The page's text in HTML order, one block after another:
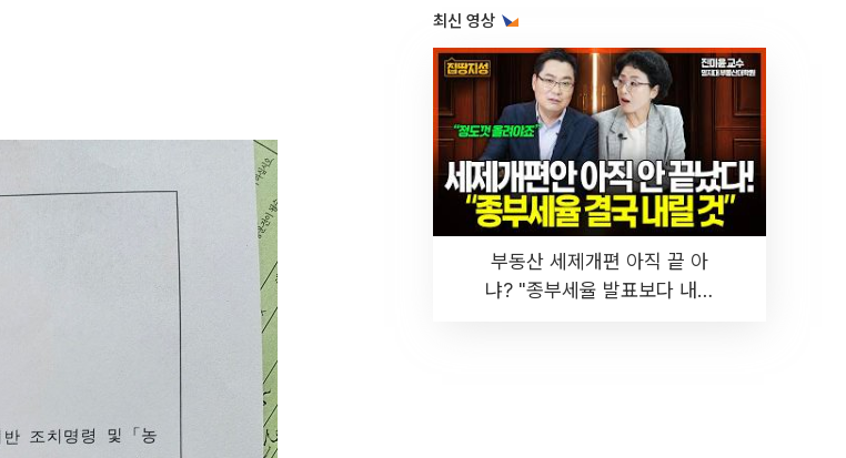
최신 영상
부동산 세제개편 아직 끝 아
냐? "종부세율 발표보다 내릴